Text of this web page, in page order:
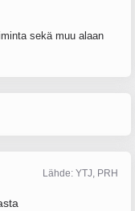
sekä muu alaan
Lähde: YTJ, PRH